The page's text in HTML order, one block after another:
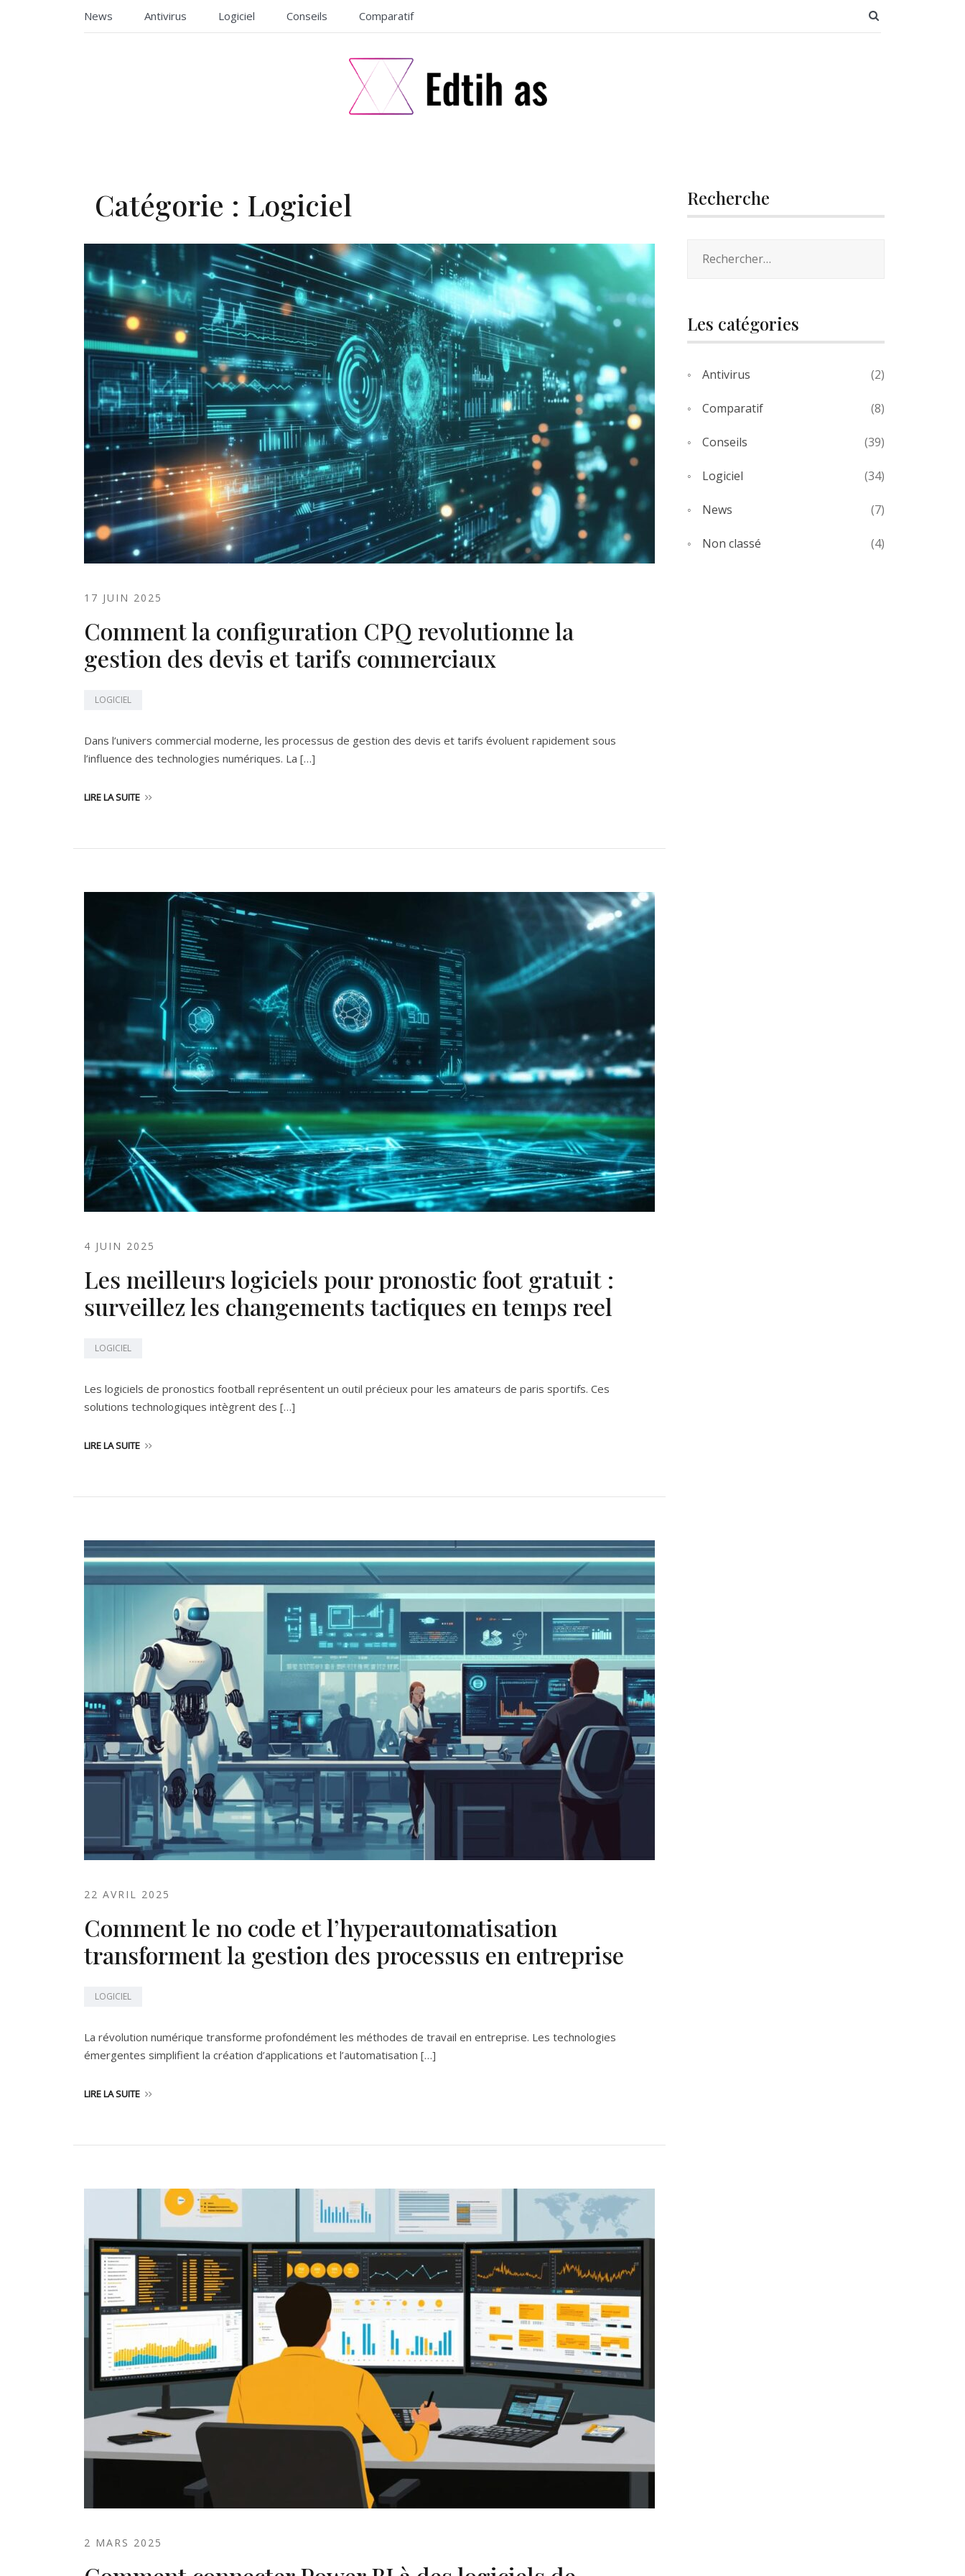
News Antivirus Logiciel Conseils Comparatif
Catégorie : Logiciel
17 JUIN 2025
Comment la configuration CPQ revolutionne la
gestion des devis et tarifs commerciaux
LOGICIEL
Dans l’univers commercial moderne, les processus de gestion des devis et tarifs évoluent rapidement sous
l’influence des technologies numériques. La […]
LIRE LA SUITE
4 JUIN 2025
Les meilleurs logiciels pour pronostic foot gratuit :
surveillez les changements tactiques en temps reel
LOGICIEL
Les logiciels de pronostics football représentent un outil précieux pour les amateurs de paris sportifs. Ces
solutions technologiques intègrent des […]
LIRE LA SUITE
22 AVRIL 2025
Comment le no code et l’hyperautomatisation
transforment la gestion des processus en entreprise
LOGICIEL
La révolution numérique transforme profondément les méthodes de travail en entreprise. Les technologies
émergentes simplifient la création d’applications et l’automatisation […]
LIRE LA SUITE
2 MARS 2025
Recherche
Les catégories
Antivirus (2)
Comparatif (8)
Conseils (39)
Logiciel (34)
News (7)
Non classé (4)